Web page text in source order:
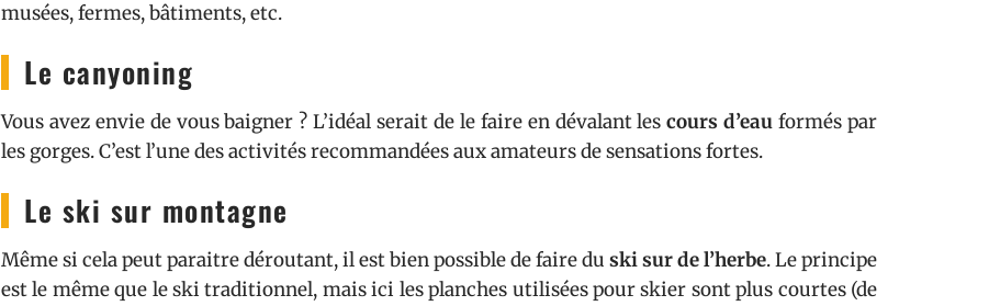
musées, fermes, bâtiments, etc.
Le canyoning
Vous avez envie de vous baigner ? L’idéal serait de le faire en dévalant lescours d’eau formés par
les gorges. C’est l’une des activités recommandées aux amateurs de sensations fortes.
Le ski sur montagne
Même si cela peut paraitre déroutant, il est bien possible de faire du ski sur de l’herbe. Le principe
est le même que le ski traditionnel, mais ici les planches utilisées pour skier sont plus courtes (de